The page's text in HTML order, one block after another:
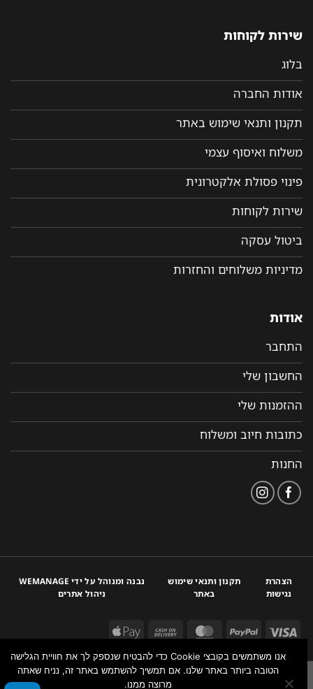
שירות לקוחות
בלוג
אודות החברה
תקנון ותנאי שימוש באתר
משלוח ואיסוף עצמי
פינוי פסולת אלקטרונית
שירות לקוחות
ביטול עסקה
מדיניות משלוחים והחזרות
אודות
התחבר
החשבון שלי
ההזמנות שלי
כתובות חיוב ומשלוח
החנות
הצהרת
נגישות
תקנון ותנאי שימוש
באתר
נבנה ומנוהל על ידי WEMANAGE
ניהול אתרים
אנו משתמשים בקובצי Cookie כדי להבטיח שנספק לך את חוויית הגלישה
הטובה ביותר באתר שלנו. אם תמשיך להשתמש באתר זה, נניח שאתה
מרוצה ממנו.